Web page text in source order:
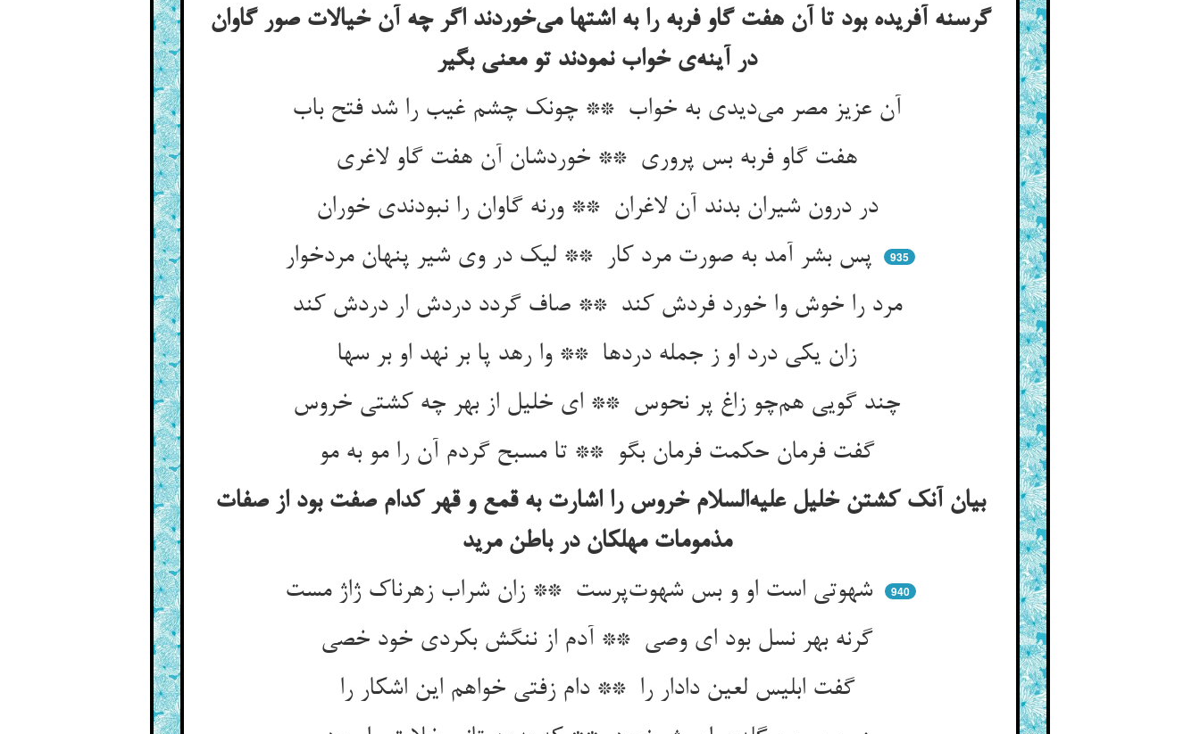
گرسنه آفریده بود تا آن هفت گاو فربه را به اشتها می‌خوردند اگر چه آن خیالات صور گاوان
در آینه‌ی خواب نمودند تو معنی بگیر
در درون شیران بدند آن لاغران ** ورنه گاوان را نبودندی خوران
935
مرد را خوش وا خورد فردش کند ** صاف گردد دردش ار دردش کند
گفت فرمان حکمت فرمان بگو ** تا مسبح گردم آن را مو به مو
بیان آنک کشتن خلیل علیه‌السلام خروس را اشارت به قمع و قهر کدام صفت بود از صفات
مذمومات مهلکان در باطن مرید
شهوتی است او و بس شهوت‌پرست ** زان شراب زهرناک ژاژ مست
940
گرنه بهر نسل بود ای وصی ** آدم از ننگش بکردی خود خصی
گفت ابلیس لعین دادار را ** دام زفتی خواهم این اشکار را